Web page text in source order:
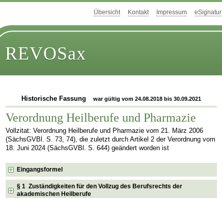
Übersicht Kontakt Impressum eSignatur
REVOSax
Historische Fassung war gültig vom 24.08.2018 bis 30.09.2021
Verordnung Heilberufe und Pharmazie
Vollzitat: Verordnung Heilberufe und Pharmazie vom 21. März 2006
(SächsGVBl. S. 73, 74), die zuletzt durch Artikel 2 der Verordnung vom
18. Juni 2024 (SächsGVBl. S. 644) geändert worden ist
Eingangsformel
§ 1 Zuständigkeiten für den Vollzug des Berufsrechts der
akademischen Heilberufe